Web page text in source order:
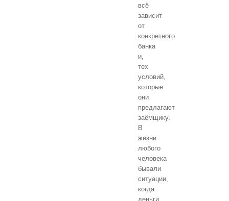
всё
зависит
от
конкретного
банка
и,
тех
условий,
которые
они
предлагают
заёмщику.
В
жизни
любого
человека
бывали
ситуации,
когда
деньги